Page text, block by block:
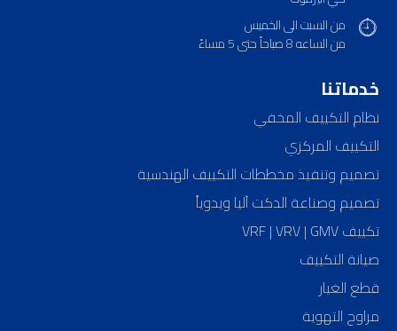
من السبت الى الخميس
من الساعه 8 صباحاً حتى 5 مساءً
خدماتنا
نظام التكييف المخفي
التكييف المركزي
تصميم وتنفيذ مخططات التكييف الهندسية
تصميم وصناعة الدكت آليا ويدوياً
تكييف VRF | VRV | GMV
صيانة التكييف
قطع الغيار
مراوح التهوية